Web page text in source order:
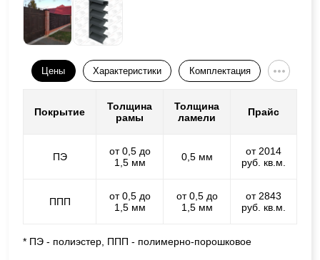
Цены Характеристики Комплектация
Покрытие
Толщина
рамы
Толщина
ламели
Прайс
ПЭ
от 0,5 до
1,5 мм
0,5 мм
от 2014
руб. кв.м.
ППП
от 0,5 до
1,5 мм
от 0,5 до
1,5 мм
от 2843
руб. кв.м.
* ПЭ - полиэстер, ППП - полимерно-порошковое